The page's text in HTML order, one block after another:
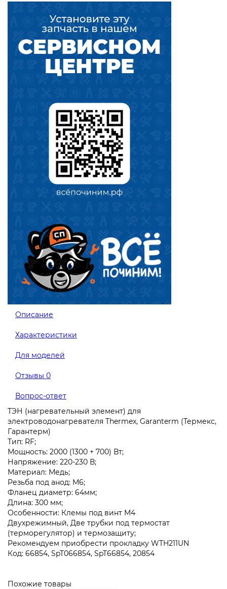
Описание
Характеристики
Для моделей
Отзывы 0
Вопрос-ответ
ТЭН (нагревательный элемент) для
электроводонагревателя Thermex, Garanterm (Термекс,
Гарантерм)
Тип: RF;
Мощность: 2000 (1300 + 700) Вт;
Напряжение: 220-230 В;
Материал: Медь;
Резьба под анод: M6;
Фланец диаметр: 64мм;
Длина: 300 мм;
Особенности: Клемы под винт M4
Двухрежимный, Две трубки под термостат
(терморегулятор) и термозащиту;
Рекомендуем приобрести прокладку WTH211UN
Код: 66854, SpT066854, SpT66854, 20854
Похожие товары